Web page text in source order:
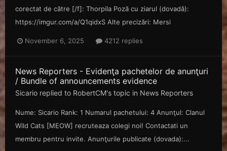
corectat de către [/f]: Thorpila Poză cu ziarul (dovadă):
https://imgur.com/a/Q1qidxS Alte precizări: Mersi
November 6, 2025 4212 replies
News Reporters - Evidenţa pachetelor de anunţuri
/ Bundle of announcements evidence
Sicario replied to RobertCM's topic in News Reporters
Nume: Sicario Rank: 1 Numarul pachetului: 4 Anunţul: Clanul
Wild Cats [MEOW] recruteaza colegi noi! Contactati un
membru pentru invite. Anunţurile publicate (dovada):...